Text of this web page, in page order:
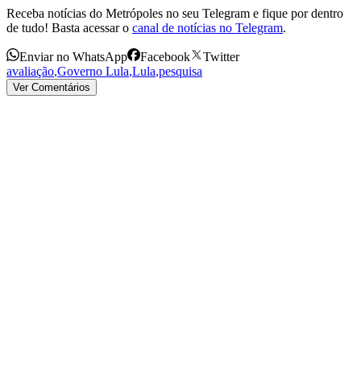
Receba notícias do Metrópoles no seu Telegram e fique por dentro
de tudo! Basta acessar o canal de notícias no Telegram.
Enviar no WhatsApp Facebook
Twitter
avaliação,Governo Lula,Lula,pesquisa
Ver Comentários